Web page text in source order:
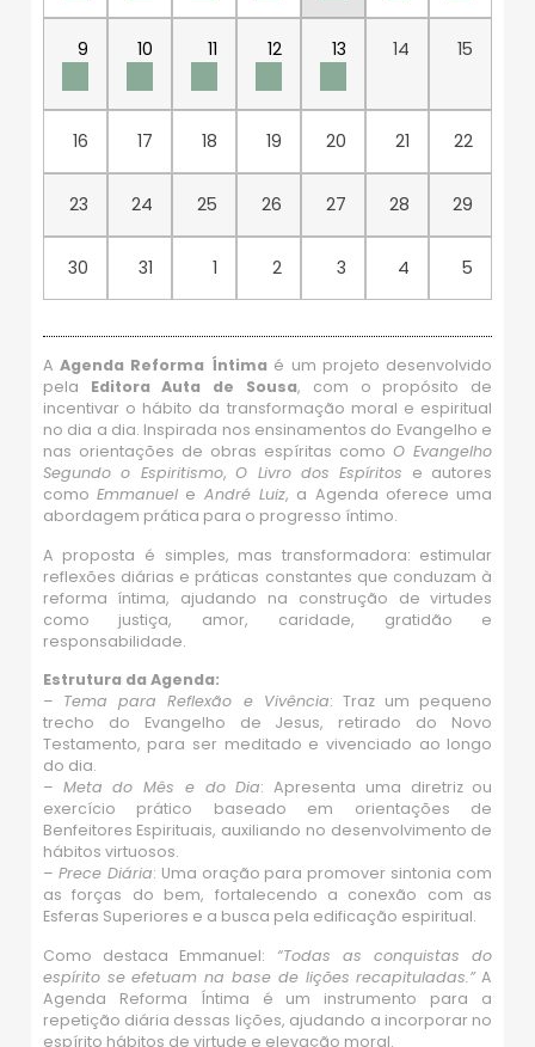
9 10 11 12 13 14 15
16 17 18 19 20 21 22
23 24 25 26 27 28 29
30 31 1 2 3 4 5
AAgenda Reforma Íntima é um projeto desenvolvido
pela Editora Auta de Sousa, com o propósito de
incentivar o hábito da transformação moral e espiritual
no dia a dia. Inspirada nos ensinamentos do Evangelho e
nas orientações de obras espíritas comoO Evangelho
Segundo o Espiritismo,O Livro dos Espíritos e autores
comoEmmanuel e André Luiz, a Agenda oferece uma
abordagem prática para o progresso íntimo.
A proposta é simples, mas transformadora: estimular
reflexões diárias e práticas constantes que conduzam à
reforma íntima, ajudando na construção de virtudes
como justiça, amor, caridade, gratidão e
responsabilidade.
Estrutura da Agenda:
– Tema para Reflexão e Vivência: Traz um pequeno
trecho do Evangelho de Jesus, retirado do Novo
Testamento, para ser meditado e vivenciado ao longo
do dia.
– Meta do Mês e do Dia: Apresenta uma diretriz ou
exercício prático baseado em orientações de
Benfeitores Espirituais, auxiliando no desenvolvimento de
hábitos virtuosos.
– Prece Diária: Uma oração para promover sintonia com
as forças do bem, fortalecendo a conexão com as
Esferas Superiores e a busca pela edificação espiritual.
Como destaca Emmanuel: “Todas as conquistas do
espírito se efetuam na base de lições recapituladas.”A
Agenda Reforma Íntima é um instrumento para a
repetição diária dessas lições, ajudando a incorporar no
espírito hábitos de virtude e elevação moral.